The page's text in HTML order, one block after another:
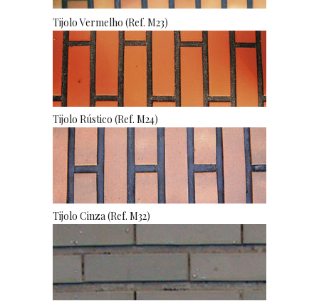
Tijolo Vermelho (Ref. M23)
Tijolo Rústico (Ref. M24)
Tijolo Cinza (Ref. M32)